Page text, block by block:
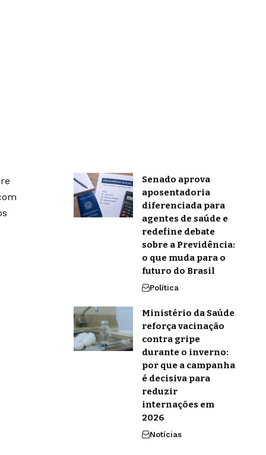
Senado aprova
aposentadoria
diferenciada para
agentes de saúde e
redefine debate
sobre a Previdência:
o que muda para o
futuro do Brasil
Política
Ministério da Saúde
reforça vacinação
contra gripe
durante o inverno:
por que a campanha
é decisiva para
reduzir
internações em
2026
Notícias